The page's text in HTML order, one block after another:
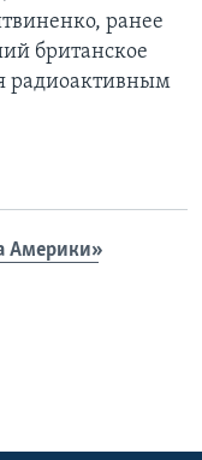
ранее
британское
радиоактивным
Америки»